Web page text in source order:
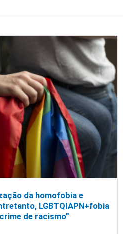
da homofobia e
LGBTQIAPN+fobia
de racismo”